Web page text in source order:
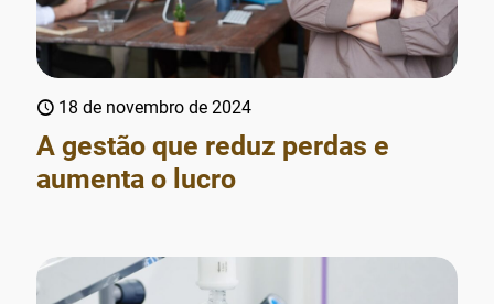
18 de novembro de 2024
A gestão que reduz perdas e
aumenta o lucro